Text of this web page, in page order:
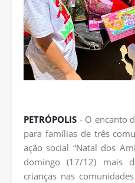
PETRÓPOLIS - O encanto
para famílias de três
ação social “Natal dos
domingo (17/12) mais
crianças nas